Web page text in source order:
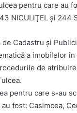
pentru care au
NICULIŢEL şi 244
Cadastru și
a imobilelor
de
pentru care s-au
fost: Casimcea,